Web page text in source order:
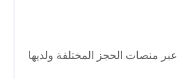
تم حجز هذه الوحدة 121 عبر منصات الحجز المختلفة ولديها